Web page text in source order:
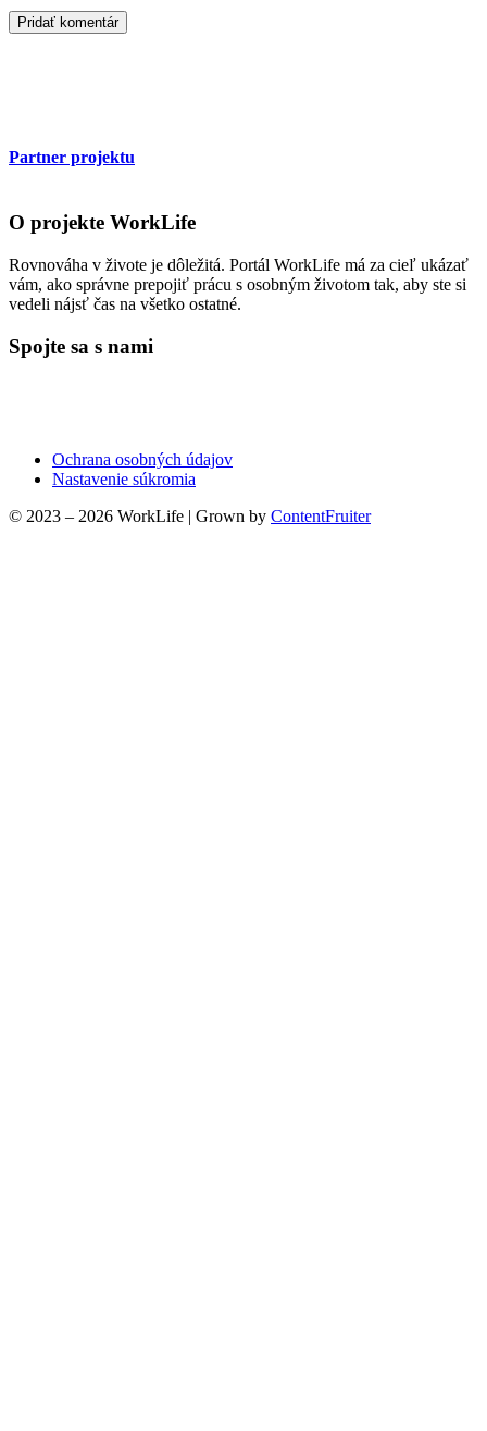
Partner projektu
O projekte WorkLife
Rovnováha v živote je dôležitá. Portál WorkLife má za cieľ ukázať
vám, ako správne prepojiť prácu s osobným životom tak, aby ste si
vedeli nájsť čas na všetko ostatné.
Spojte sa s nami
Ochrana osobných údajov
Nastavenie súkromia
© 2023 – 2026 WorkLife | Grown by ContentFruiter